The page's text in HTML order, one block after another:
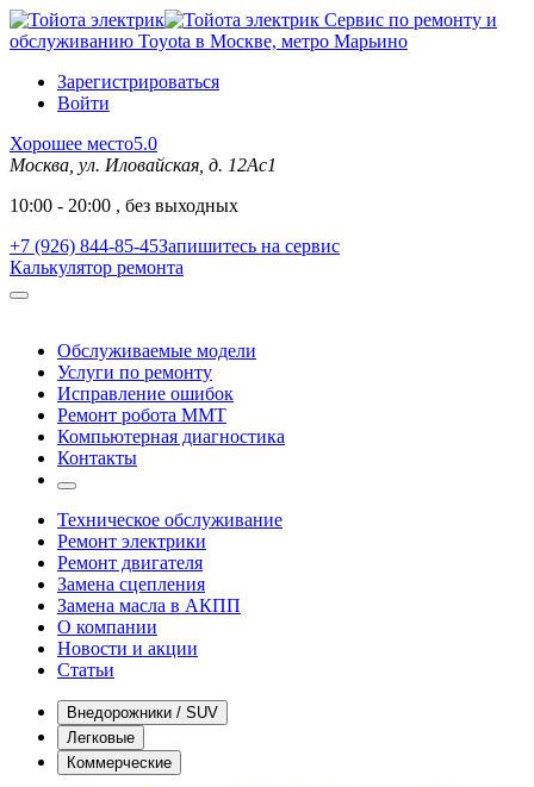
Сервис по ремонту и
обслуживанию Toyota в Москве, метро Марьино
Зарегистрироваться
Войти
Хорошее место5.0
Москва, ул. Иловайская, д. 12Ас1
10:00 - 20:00 , без выходных
+7 (926) 844-85-45Запишитесь на сервис
Калькулятор ремонта
Обслуживаемые модели
Услуги по ремонту
Исправление ошибок
Ремонт робота MMT
Компьютерная диагностика
Контакты
Техническое обслуживание
Ремонт электрики
Ремонт двигателя
Замена сцепления
Замена масла в АКПП
О компании
Новости и акции
Статьи
Внедорожники / SUV
Легковые
Коммерческие